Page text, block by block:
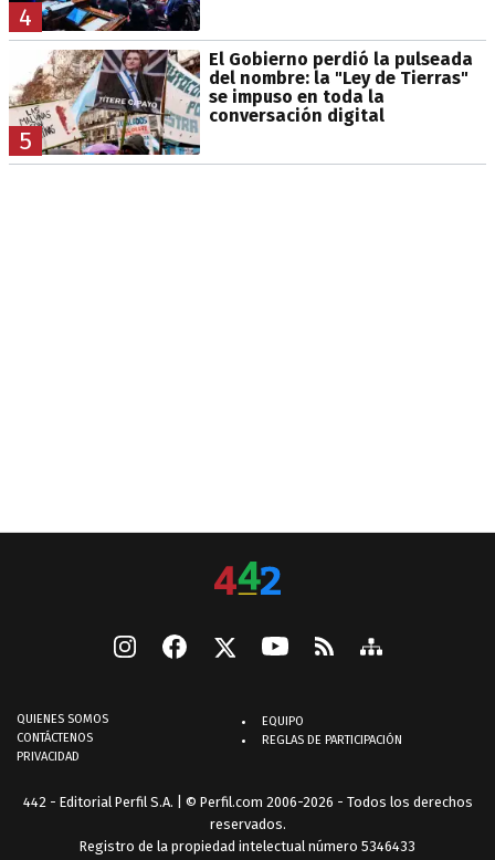
4
5
El Gobierno perdió la pulseada
del nombre: la "Ley de Tierras"
se impuso en toda la
conversación digital
QUIENES SOMOS
CONTÁCTENOS
PRIVACIDAD
EQUIPO
REGLAS DE PARTICIPACIÓN
442 - Editorial Perfil S.A. | © Perfil.com 2006-2026 - Todos los derechos
reservados.
Registro de la propiedad intelectual número 5346433